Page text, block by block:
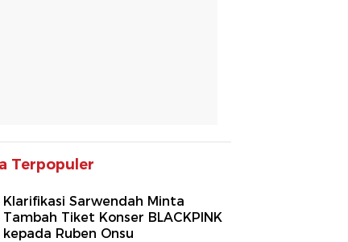
Terpopuler
Klarifikasi Sarwendah Minta
Tambah Tiket Konser BLACKPINK
kepada Ruben Onsu